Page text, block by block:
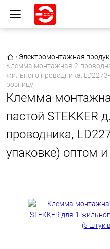
Главная страница
• Электромонтажная
Клемма монтажная 2-
жильного проводника,
розницу
Клемма
пастой STEKKER
проводника,
упаковке) оптом